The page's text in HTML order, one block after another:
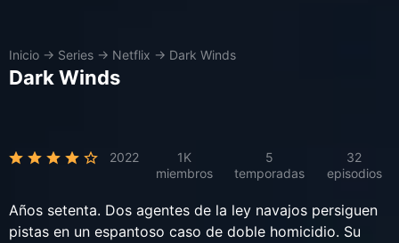
Inicio → Series → Netflix → Dark Winds
Dark Winds
2022
1K
miembros
5
temporadas
32
episodios
Años setenta. Dos agentes de la ley navajos persiguen
pistas en un espantoso caso de doble homicidio. Su